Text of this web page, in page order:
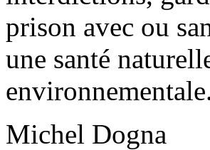
prison avec ou
une santé
Michel Dogna